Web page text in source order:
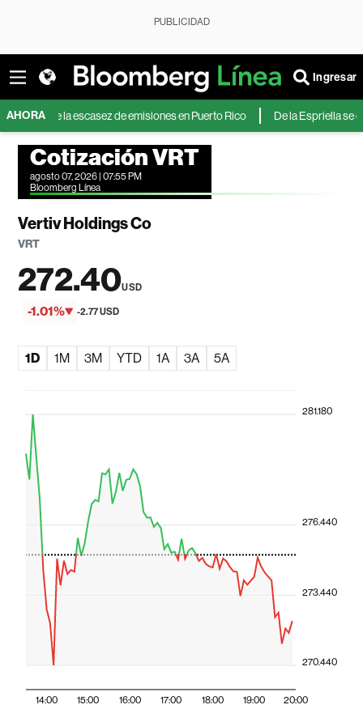
PUBLICIDAD
Ingresar
AHORA
la escasez de emisiones en Puerto Rico De la Espriella se
Cotización VRT
agosto 07, 2026 | 07:55 PM
Bloomberg Línea
Vertiv Holdings Co
VRT
272.40USD
-1.01% -2.77 USD
1D 1M 3M YTD 1A 3A 5A
14:00 15:00 16:00 17:00 18:00 19:00 20:00
270.440
273.440
276.440
281.180